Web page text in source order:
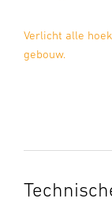
Verlicht alle
gebouw.